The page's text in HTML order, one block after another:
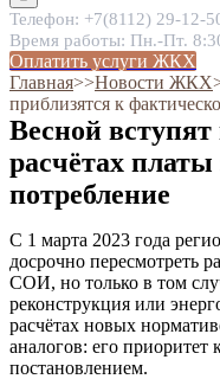
Телефон: +7(8112) 29-12-
Время работы: Пн.-Пт.
Оплатить услуги ЖКХ
Главная˃˃Новости ЖКХ
приблизятся к
Весной
расчётах
потребление
С 1 марта 2023 года
досрочно пересмотреть
СОИ, но только в том
реконструкция или
расчётах новых
аналогов: его
постановлением.